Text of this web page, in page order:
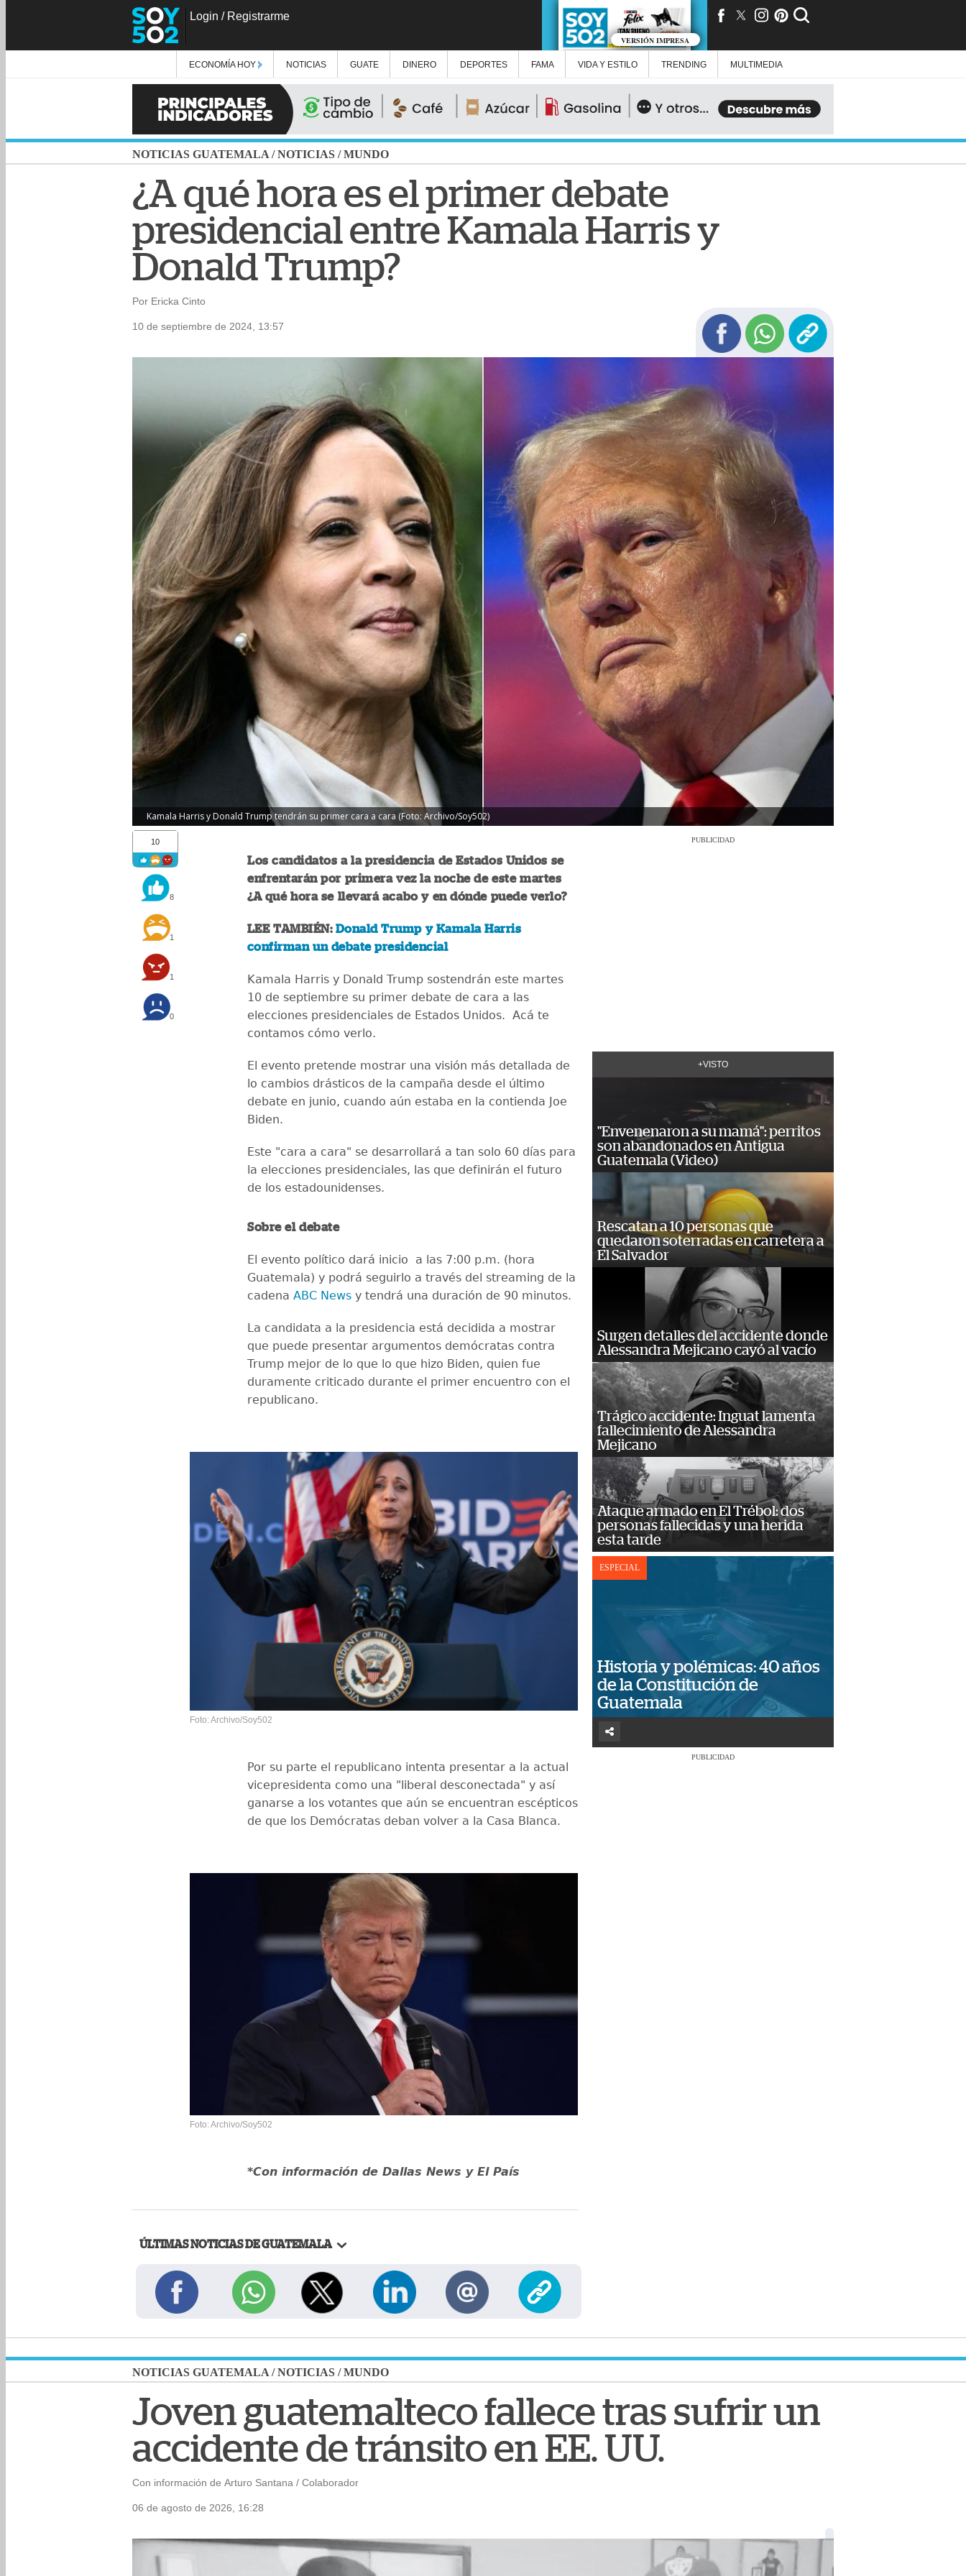
Login / Registrarme
VERSIÓN IMPRESA
ECONOMÍA HOY NOTICIAS GUATE DINERO DEPORTES FAMA VIDA Y ESTILO TRENDING MULTIMEDIA
NOTICIAS GUATEMALA /NOTICIAS /MUNDO
¿A qué hora es el primer debate
presidencial entre Kamala Harris y
Donald Trump?
Por Ericka Cinto
10 de septiembre de 2024, 13:57
Kamala Harris y Donald Trump tendrán su primer cara a cara (Foto: Archivo/Soy502)
10
8
1
1
0
Los candidatos a la presidencia de Estados Unidos se
enfrentarán por primera vez la noche de este martes
¿A qué hora se llevará acabo y en dónde puede verlo?
LEE TAMBIÉN: Donald Trump y Kamala Harris
confirman un debate presidencial
Kamala Harris y Donald Trump sostendrán este martes
10 de septiembre su primer debate de cara a las
elecciones presidenciales de Estados Unidos. Acá te
contamos cómo verlo.
El evento pretende mostrar una visión más detallada de
lo cambios drásticos de la campaña desde el último
debate en junio, cuando aún estaba en la contienda Joe
Biden.
Este "cara a cara" se desarrollará a tan solo 60 días para
la elecciones presidenciales, las que definirán el futuro
de los estadounidenses.
Sobre el debate
El evento político dará inicio a las 7:00 p.m. (hora
Guatemala) y podrá seguirlo a través del streaming de la
cadena ABC News y tendrá una duración de 90 minutos.
La candidata a la presidencia está decidida a mostrar
que puede presentar argumentos demócratas contra
Trump mejor de lo que lo que hizo Biden, quien fue
duramente criticado durante el primer encuentro con el
republicano.
Foto: Archivo/Soy502
Por su parte el republicano intenta presentar a la actual
vicepresidenta como una "liberal desconectada" y así
ganarse a los votantes que aún se encuentran escépticos
de que los Demócratas deban volver a la Casa Blanca.
Foto: Archivo/Soy502
*Con información de Dallas News y El País
ÚLTIMAS NOTICIAS DE GUATEMALA
PUBLICIDAD
+VISTO
"Envenenaron a su mamá": perritos
son abandonados en Antigua
Guatemala (Video)
Rescatan a 10 personas que
quedaron soterradas en carretera a
El Salvador
Surgen detalles del accidente donde
Alessandra Mejicano cayó al vacío
Trágico accidente: Inguat lamenta
fallecimiento de Alessandra
Mejicano
Ataque armado en El Trébol: dos
personas fallecidas y una herida
esta tarde
ESPECIAL
Historia y polémicas: 40 años
de la Constitución de
Guatemala
PUBLICIDAD
NOTICIAS GUATEMALA /NOTICIAS /MUNDO
Joven guatemalteco fallece tras sufrir un
accidente de tránsito en EE. UU.
Con información de Arturo Santana / Colaborador
06 de agosto de 2026, 16:28